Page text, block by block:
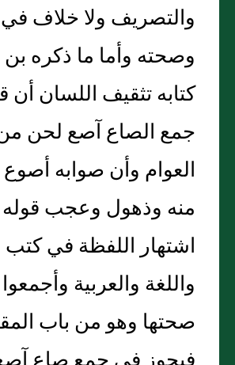
والتصريف ولا خلاف
وصحته وأما ما ذكره
كتابه تثقيف اللسان
جمع الصاع آصع لحن
العوام وأن صوابه
منه وذهول وعجب
اشتهار اللفظة في
واللغة والعربية
صحتها وهو من باب